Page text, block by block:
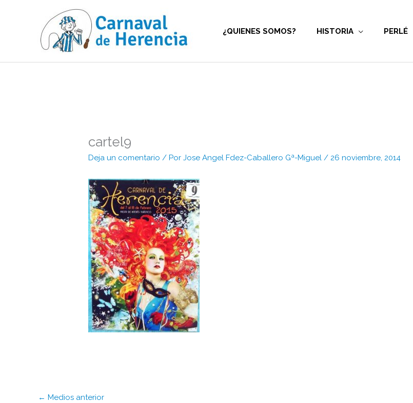
¿QUIENES SOMOS? HISTORIA PERLÉ
cartel9
Deja un comentario / PorJose Angel Fdez-Caballero Gª-Miguel/ 26 noviembre, 2014
← Medios anterior